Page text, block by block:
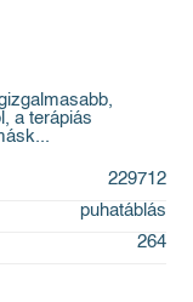
a terápiás
229712
puhatáblás
264